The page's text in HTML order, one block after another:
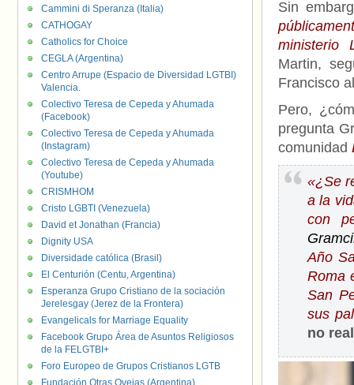
Sin
ministerio
Martin,
Francisco
Pero,
pregunta
comunidad
«¿Se
a la
con
Año
Roma
San
sus
no
Cammini di Speranza (Italia)
CATHOGAY
Catholics for Choice
CEGLA (Argentina)
Centro Arrupe (Espacio de Diversidad LGTBI)
Valencia.
Colectivo Teresa de Cepeda y Ahumada
(Facebook)
Colectivo Teresa de Cepeda y Ahumada
(Instagram)
Colectivo Teresa de Cepeda y Ahumada
(Youtube)
CRISMHOM
Cristo LGBTI (Venezuela)
David et Jonathan (Francia)
Dignity USA
Diversidade católica (Brasil)
El Centurión (Centu, Argentina)
Esperanza Grupo Cristiano de la sociación
Jerelesgay (Jerez de la Frontera)
Evangelicals for Marriage Equality
Facebook Grupo Área de Asuntos Religiosos
de la FELGTBI+
Foro Europeo de Grupos Cristianos LGTB
Fundación Otras Ovejas (Argentina)